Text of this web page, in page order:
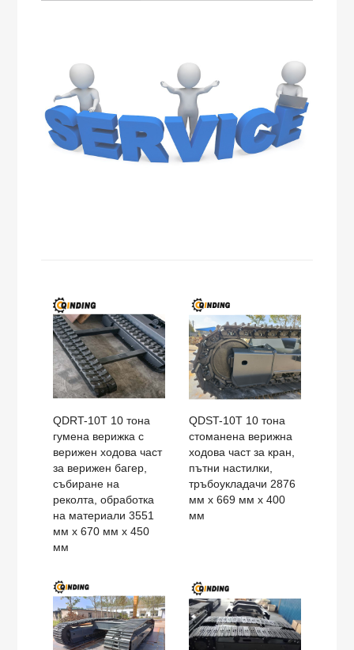
QDRT-10T 10 тона
гумена верижка с
верижен ходова част
за верижен багер,
събиране на
реколта, обработка
на материали 3551
мм x 670 мм x 450
мм
QDST-10T 10 тона
стоманена верижна
ходова част за кран,
пътни настилки,
тръбоукладачи 2876
мм x 669 мм x 400
мм